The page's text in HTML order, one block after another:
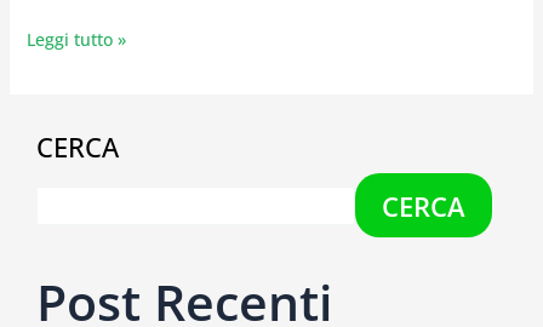
Leggi tutto »
CERCA
CERCA
Post Recenti